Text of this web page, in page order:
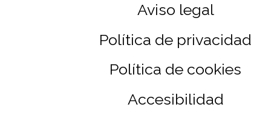
Aviso legal
Política de privacidad
Política de cookies
Accesibilidad